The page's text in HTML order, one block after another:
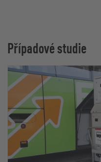
Případové studie